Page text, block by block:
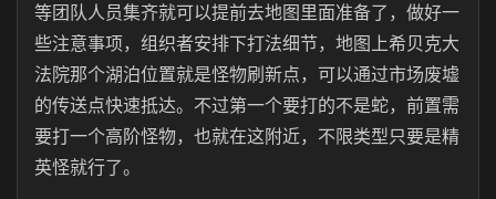
等团队人员集齐就可以提前去地图里面准备了，做好一
些注意事项，组织者安排下打法细节，地图上希贝克大
法院那个湖泊位置就是怪物刷新点，可以通过市场废墟
的传送点快速抵达。不过第一个要打的不是蛇，前置需
要打一个高阶怪物，也就在这附近，不限类型只要是精
英怪就行了。